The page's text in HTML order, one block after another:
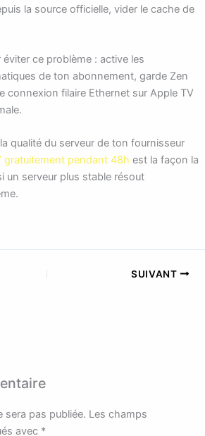
la source officielle, vider le cache de
ce problème : active les
de ton abonnement, garde Zen
connexion filaire Ethernet sur Apple TV
qualité du serveur de ton fournisseur
gratuitement pendant 48h est la façon la
un serveur plus stable résout
SUIVANT
sera pas publiée. Les champs
avec *